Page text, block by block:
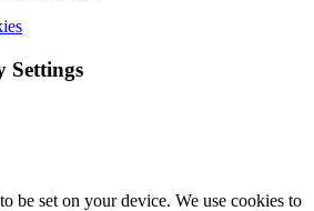
Settings
be set on your device. We use cookies to